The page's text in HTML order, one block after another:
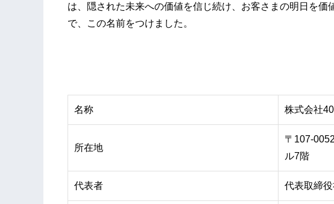
は、隠された未来への価値を信じ続け、お客さまの明日を価
で、この名前をつけました。
名称 株式会社
所在地
〒107-
ル7階
代表者 代表取締